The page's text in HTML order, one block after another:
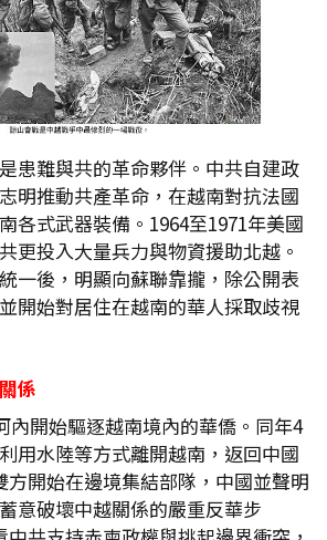
患難與共的革命夥伴。中共自建政
明推動共產革命，在越南對抗法國
各式武器裝備。1964至1971年美國
更投入大量兵力與物資援助北越。
一後，明顯向蘇聯靠攏，除公開表
開始對居住在越南的華人採取歧視
係
內開始驅逐越南境內的華僑。同年4
用水陸等方式離開越南，返回中國
方開始在邊境集結部隊，中國並聲明
意破壞中越關係的嚴重反華步